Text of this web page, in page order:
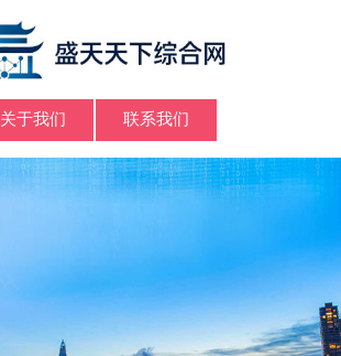
关于我们 联系我们